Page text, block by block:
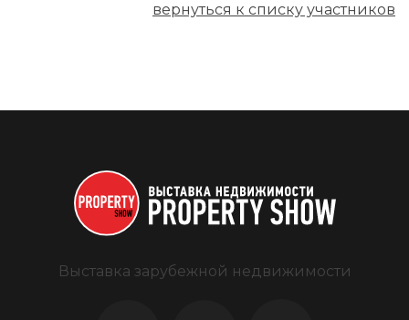
вернуться к списку участников
Выставка зарубежной недвижимости